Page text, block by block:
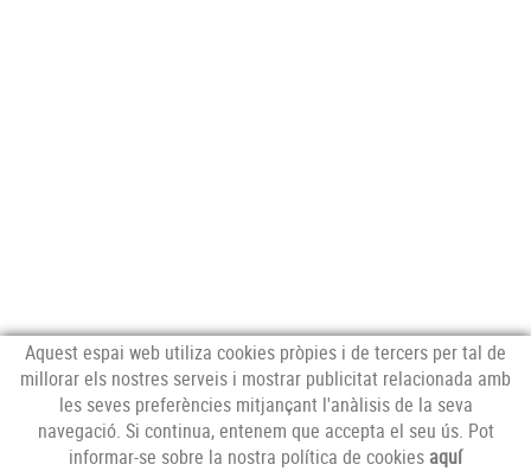
NEWSLETTER
Aquest espai web utiliza cookies pròpies i de tercers per tal de
millorar els nostres serveis i mostrar publicitat relacionada amb
les seves preferències mitjançant l'anàlisis de la seva
navegació. Si continua, entenem que accepta el seu ús. Pot
informar-se sobre la nostra política de cookies aquí